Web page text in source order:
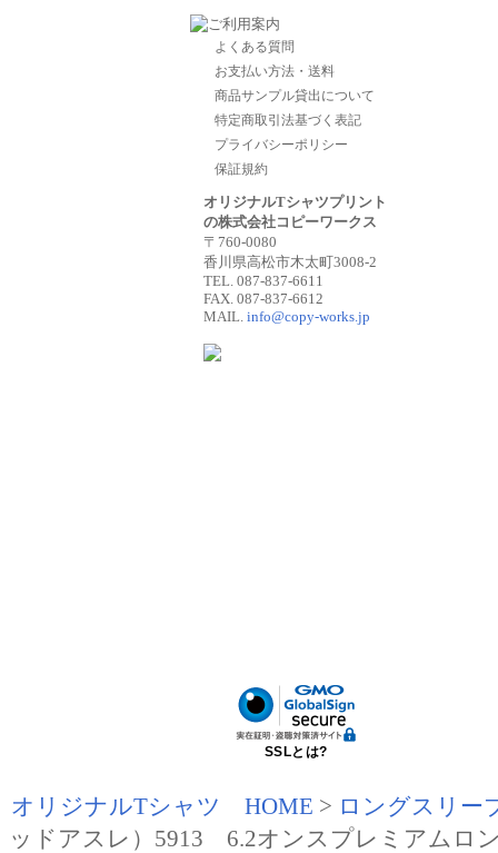
よくある質問
お支払い方法・送料
商品サンプル貸出について
特定商取引法基づく表記
プライバシーポリシー
保証規約
オリジナルTシャツプリント
の株式会社コピーワークス
〒760-0080
香川県高松市木太町3008-2
TEL. 087-837-6611
FAX. 087-837-6612
MAIL. info@copy-works.jp
SSLとは?
オリジナルTシャツ HOME > ロングスリー
ッドアスレ）5913 6.2オンスプレミアムロ